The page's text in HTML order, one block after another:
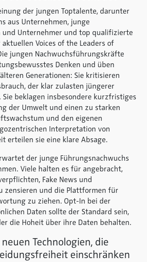
der jungen Toptalente, darunter
aus Unternehmen, junge
und Unternehmer und top qualifizierte
Voices of the Leaders of
jungen Nachwuchsführungskräfte
Denken und üben
Generationen: Sie kritisieren
der klar zulasten jüngerer
Sie beklagen insbesondere kurzfristiges
der Umwelt und einen zu starken
und den eigenen
Interpretation von
erteilen sie eine klare Absage.
der junge Führungsnachwuchs
Viele halten es für angebracht,
Fake News und
zensieren und die Plattformen für
zu ziehen. Opt-In bei der
Daten sollte der Standard sein,
die Hoheit über ihre Daten behalten.
Technologien, die
einschränken